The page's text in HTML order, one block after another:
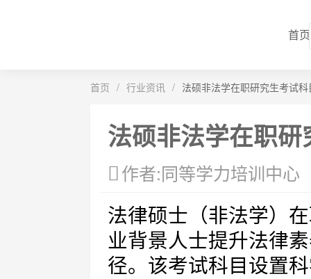
首页
首页 / 行业资讯 / 法硕非法学在职研究生考试科
法硕非法学在职
作者:同等学力培训中心
法律硕士（非法学）
业背景人士提升法律
径。该考试科目设置